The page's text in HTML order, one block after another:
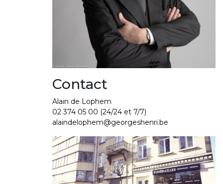
Contact
Alain de Lophem
02 374 05 00 (24/24 et 7/7)
alaindelophem@georgeshenri.be